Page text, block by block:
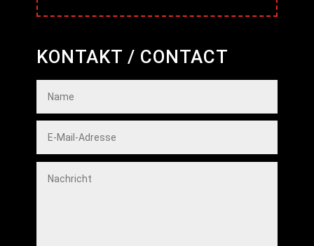
KONTAKT / CONTACT